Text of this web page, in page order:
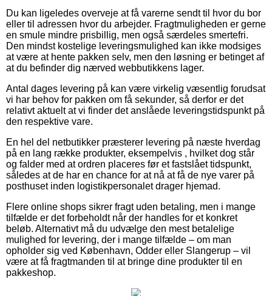
Du kan ligeledes overveje at få varerne sendt til hvor du bor
eller til adressen hvor du arbejder. Fragtmuligheden er gerne
en smule mindre prisbillig, men også særdeles smertefri.
Den mindst kostelige leveringsmulighed kan ikke modsiges
at være at hente pakken selv, men den løsning er betinget af
at du befinder dig nærved webbutikkens lager.
Antal dages levering på kan være virkelig væsentlig forudsat
vi har behov for pakken om få sekunder, så derfor er det
relativt aktuelt at vi finder det anslåede leveringstidspunkt på
den respektive vare.
En hel del netbutikker præsterer levering på næste hverdag
på en lang række produkter, eksempelvis , hvilket dog står
og falder med at ordren placeres før et fastslået tidspunkt,
således at de har en chance for at nå at få de nye varer på
posthuset inden logistikpersonalet drager hjemad.
Flere online shops sikrer fragt uden betaling, men i mange
tilfælde er det forbeholdt når der handles for et konkret
beløb. Alternativt må du udvælge den mest betalelige
mulighed for levering, der i mange tilfælde – om man
opholder sig ved København, Odder eller Slangerup – vil
være at få fragtmanden til at bringe dine produkter til en
pakkeshop.